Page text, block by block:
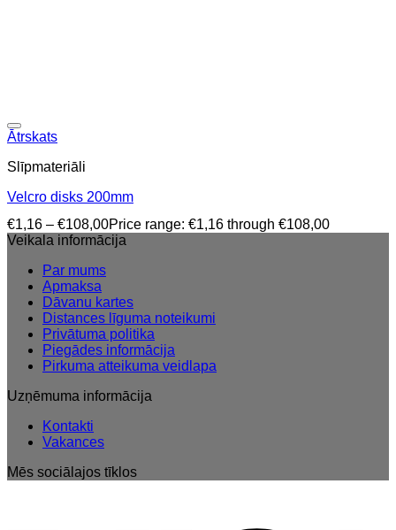
Ātrskats
Slīpmateriāli
Velcro disks 200mm
€1,16 – €108,00Price range: €1,16 through €108,00
Veikala informācija
Par mums
Apmaksa
Dāvanu kartes
Distances līguma noteikumi
Privātuma politika
Piegādes informācija
Pirkuma atteikuma veidlapa
Uzņēmuma informācija
Kontakti
Vakances
Mēs sociālajos tīklos